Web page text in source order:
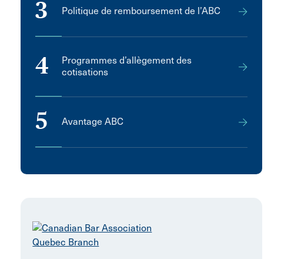
3 Politique de remboursement de l’ABC
4
Programmes d’allègement des
cotisations
5 Avantage ABC